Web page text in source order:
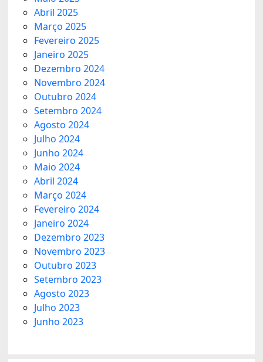
Abril 2025
Março 2025
Fevereiro 2025
Janeiro 2025
Dezembro 2024
Novembro 2024
Outubro 2024
Setembro 2024
Agosto 2024
Julho 2024
Junho 2024
Maio 2024
Abril 2024
Março 2024
Fevereiro 2024
Janeiro 2024
Dezembro 2023
Novembro 2023
Outubro 2023
Setembro 2023
Agosto 2023
Julho 2023
Junho 2023